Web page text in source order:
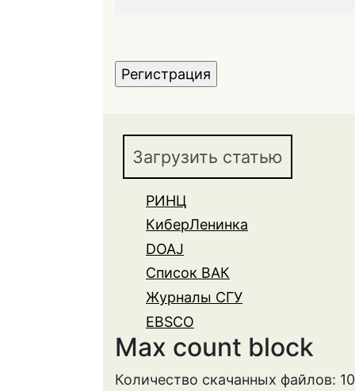
CAPTCHA
Этот
задается
для
того,
чтобы
выяснить,
являетесь
человеком
представляете
Загрузить статью
РИНЦ
КиберЛенинка
DOAJ
Список ВАК
Журналы СГУ
EBSCO
Max count block
Количество скачанных файлов: